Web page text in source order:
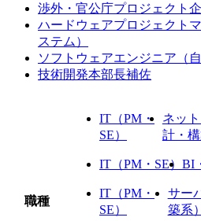
渉外・官公庁プロジェクト
ハードウェアプロジェクト
ステム）
ソフトウェアエンジニア（
技術開発本部長補佐
職種
IT（PM・
SE）
ネッ
計・構
IT（PM・SE） BI
IT（PM・
SE）
サー
築系）